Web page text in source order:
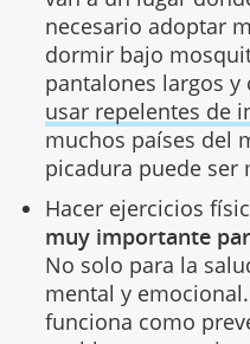
necesario adoptar
dormir bajo
pantalones largos y
usar repelentes de
muchos países del
picadura puede ser
Hacer ejercicios
muy importante
No solo para la
mental y
funciona como